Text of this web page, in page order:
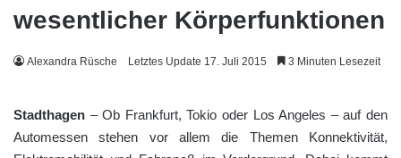
wesentlicher Körperfunktionen
Alexandra Rüsche Letztes Update 17. Juli 2015 3 Minuten Lesezeit
Stadthagen – Ob Frankfurt, Tokio oder Los Angeles – auf den
Automessen stehen vor allem die Themen Konnektivität,